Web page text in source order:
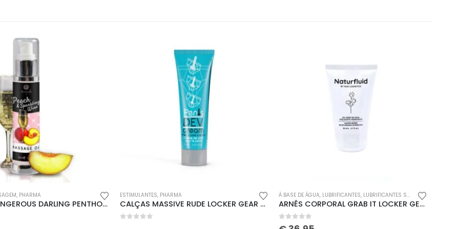
, PHARMA
TANGA DANGEROUS DARLING PENTHOUSE BRANCA
ESTIMULANTES, PHARMA
CALÇAS MASSIVE RUDE LOCKER GEAR VERMELHAS
À BASE DE ÁGUA, LUBRIFICANTES, LUBRIFICANTES SEXUAIS ,
ARNÊS CORPORAL GRAB IT LOCKER GEAR AZUL – 36 S
out of 5
Envios e Devoluções
Formas de Pagamento
Despesas de Envio
Apoio ao cliente
Contactos
Métodos de Pagamento